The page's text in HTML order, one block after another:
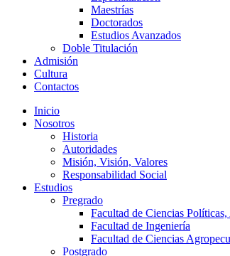
Maestrías
Doctorados
Estudios Avanzados
Doble Titulación
Admisión
Cultura
Contactos
Inicio
Nosotros
Historia
Autoridades
Misión, Visión, Valores
Responsabilidad Social
Estudios
Pregrado
Facultad de Ciencias
Facultad de Ingeniería
Facultad de Ciencias
Postgrado